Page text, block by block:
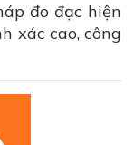
đo đạc hiện
xác cao, công